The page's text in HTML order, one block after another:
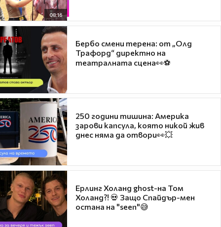
08:16
Бербо смени терена: от „Олд
Трафорд“ директно на
театралната сцена👀⚽
250 години тишина: Америка
зарови капсула, която никой жив
днес няма да отвори👀💥
Ерлинг Холанд ghost-на Том
Холанд?! 💀 Защо Спайдър-мен
остана на "seen"😅